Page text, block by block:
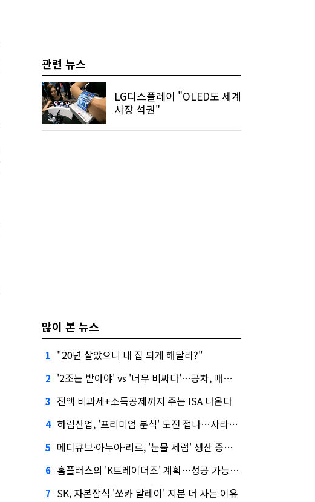
관련 뉴스
LG디스플레이 "OLED도 세계
시장 석권"
많이 본 뉴스
1 "20년 살았으니 내 집 되게 해달라?"
2 '2조는 받아야' vs '너무 비싸다'…공차, 매각 성공할까
3 전액 비과세+소득공제까지 주는 ISA 나온다
4 하림산업, '프리미엄 분식' 도전 접나…사라진 '멜팅피스'
5 메디큐브·아누아·리르, '눈물 세럼' 생산 중단한다
6 홈플러스의 'K트레이더조' 계획…성공 가능성은 '글쎄'
7 SK, 자본잠식 '쏘카 말레이' 지분 더 사는 이유